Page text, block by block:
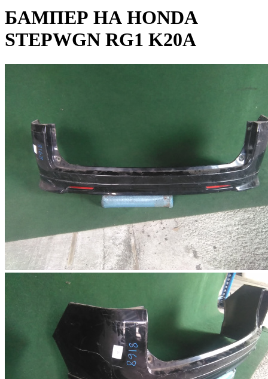
БАМПЕР НА HONDA
STEPWGN RG1 K20A